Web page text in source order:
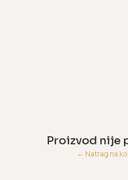
Proizvod nije
← Natrag na